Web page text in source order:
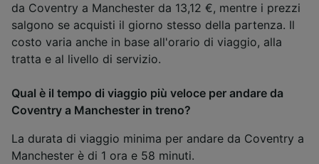
da Coventry a Manchester da 13,12 €, mentre i prezzi
salgono se acquisti il giorno stesso della partenza. Il
costo varia anche in base all'orario di viaggio, alla
tratta e al livello di servizio.
Qual è il tempo di viaggio più veloce per andare da
Coventry a Manchester in treno?
La durata di viaggio minima per andare da Coventry a
Manchester è di 1 ora e 58 minuti.